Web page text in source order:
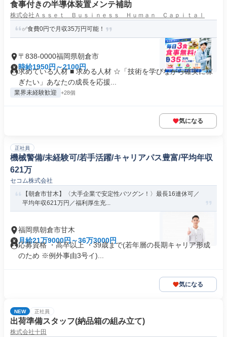
食事付きの半導体装置メンテ補助
株式会社Ａｓｓｅｔ Ｂｕｓｉｎｅｓｓ Ｈｕｍａｎ Ｃａｐｉｔａｌ
✅食費0円で月収35万円可能！
〒838-0000福岡県朝倉市
時給1950円～2100円
求めている人材 ■ 求める人材 ☆「技術を学びながら確実に稼
ぎたい」あなたの成長を応援...
業界未経験歓迎 +28個
気になる
正社員
機械警備/未経験可/若手活躍/キャリアパス豊富/平均年収
621万
セコム株式会社
【朝倉市甘木】〈大手企業で安定性バツグン！〉最長16連休可／
平均年収621万円／福利厚生充...
福岡県朝倉市甘木
月給21万9000円～36万3000円
応募資格 ・高卒以上 ・39歳まで(若年層の長期キャリア形成
のため ※例外事由3号イ)...
気になる
NEW 正社員
出荷準備スタッフ(納品箱の組み立て)
株式会社十田